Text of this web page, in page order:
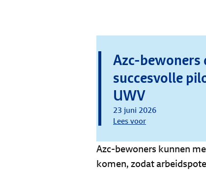
Azc-
succesvolle
UWV
23 juni 2026
Lees voor
Azc-bewoners kunnen
komen, zodat